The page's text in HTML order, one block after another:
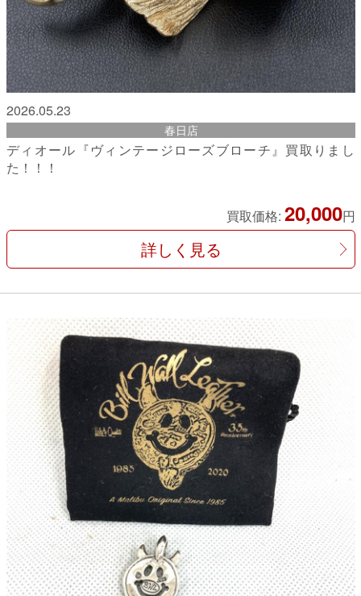
2026.05.23
春日店
ディオール『ヴィンテージローズブローチ』買取りまし
た！！！
買取価格: 20,000円
詳しく見る